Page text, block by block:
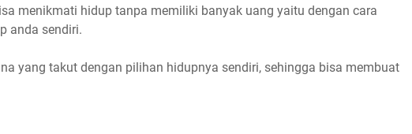
menikmati hidup tanpa memiliki banyak uang yaitu dengan cara
anda sendiri.
yang takut dengan pilihan hidupnya sendiri, sehingga bisa membuat